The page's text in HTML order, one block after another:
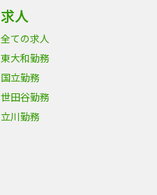
求人
全ての求人
東大和勤務
国立勤務
世田谷勤務
立川勤務